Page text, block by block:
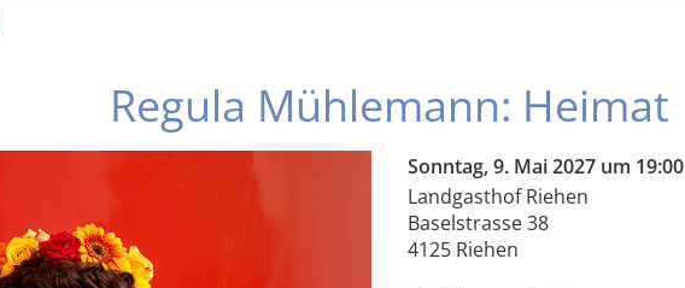
Regula Mühlemann: Heimat
Sonntag, 9. Mai 2027 um 19:00
Landgasthof Riehen
Baselstrasse 38
4125 Riehen